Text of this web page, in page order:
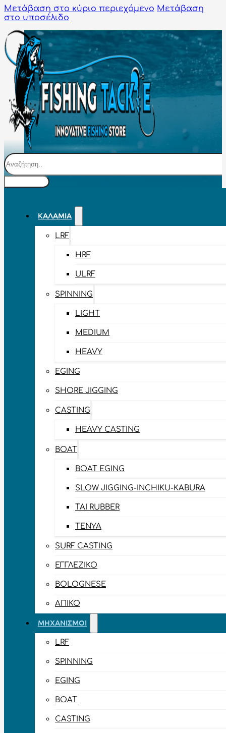
Μετάβαση στο κύριο περιεχόμενο Μετάβαση
στο υποσέλιδο
Αναζήτηση
ΚΑΛΆΜΙΑ
LRF
HRF
ULRF
SPINNING
LIGHT
MEDIUM
HEAVY
EGING
SHORE JIGGING
CASTING
HEAVY CASTING
BOAT
BOAT EGING
SLOW JIGGING-INCHIKU-KABURA
TAI RUBBER
TENYA
SURF CASTING
ΕΓΓΛΈΖΙΚΟ
BOLOGNESE
ΑΠΊΚΟ
ΜΗΧΑΝΙΣΜΟΊ
LRF
SPINNING
EGING
BOAT
CASTING